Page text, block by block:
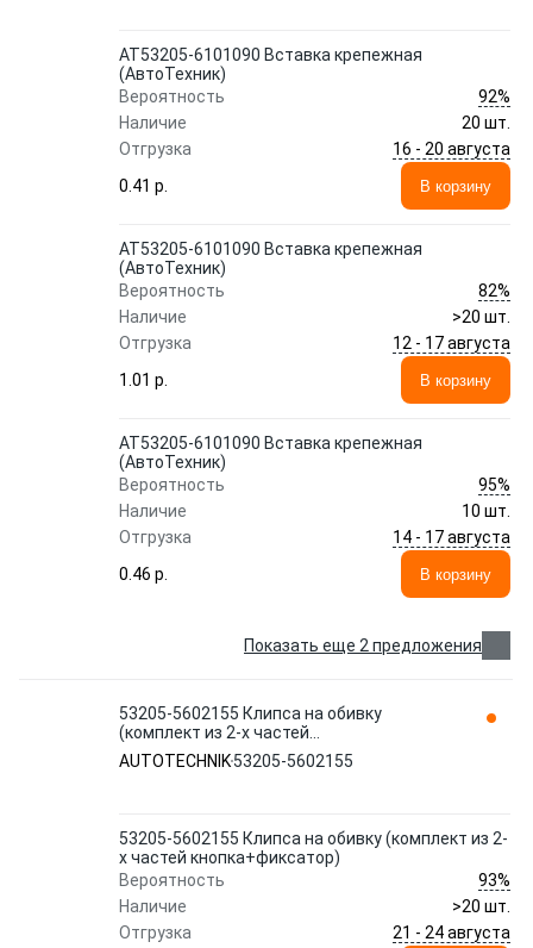
АТ53205-6101090 Вставка крепежная
(АвтоТехник)
Вероятность
92%
Наличие
20 шт.
Отгрузка
16 - 20 августа
0.41 p.
В корзину
АТ53205-6101090 Вставка крепежная
(АвтоТехник)
Вероятность
82%
Наличие
>20 шт.
Отгрузка
12 - 17 августа
1.01 p.
В корзину
АТ53205-6101090 Вставка крепежная
(АвтоТехник)
Вероятность
95%
Наличие
10 шт.
Отгрузка
14 - 17 августа
0.46 p.
В корзину
Показать еще 2 предложения
53205-5602155 Клипса на обивку
(комплект из 2-х частей
кнопка+фиксатор) AUTOTECHNIK
AUTOTECHNIK53205-5602155
53205-5602155 Клипса на обивку (комплект из 2-
х частей кнопка+фиксатор)
Вероятность
93%
Наличие
>20 шт.
Отгрузка
21 - 24 августа